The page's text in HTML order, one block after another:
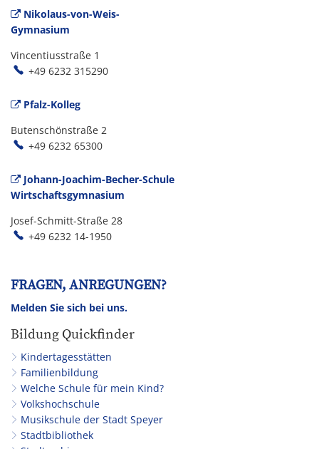
Nikolaus-von-Weis-
Gymnasium
Vincentiusstraße 1
+49 6232 315290
Pfalz-Kolleg
Butenschönstraße 2
+49 6232 65300
Johann-Joachim-Becher-Schule
Wirtschaftsgymnasium
Josef-Schmitt-Straße 28
+49 6232 14-1950
FRAGEN, ANREGUNGEN?
Melden Sie sich bei uns.
Bildung Quickfinder
Kindertagesstätten
Familienbildung
Welche Schule für mein Kind?
Volkshochschule
Musikschule der Stadt Speyer
Stadtbibliothek